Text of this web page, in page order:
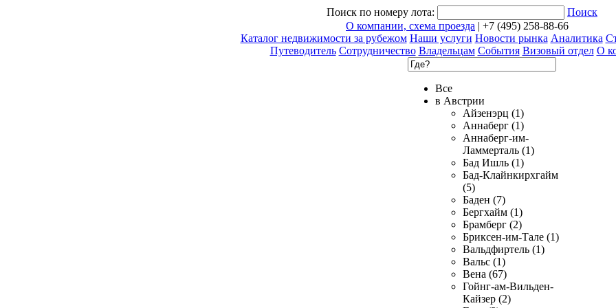
Поиск по номеру лота:
Поиск
О компании, схема проезда | +7 (495) 258-88-66
Каталог недвижимости за рубежом Наши услуги Новости рынка Аналитика
Путеводитель Сотрудничество Владельцам События Визовый отдел О
Все
в Австрии
Айзенэрц (1)
Аннаберг (1)
Аннаберг-им-
Ламмерталь (1)
Бад Ишль (1)
Бад-Клайнкирхгайм
(5)
Баден (7)
Бергхайм (1)
Брамберг (2)
Бриксен-им-Тале (1)
Вальдфиртель (1)
Вальс (1)
Вена (67)
Гойнг-ам-Вильден-
Кайзер (2)